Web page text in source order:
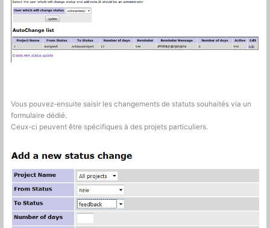
Vous pouvez-ensuite saisir les changements de statuts souhaités via un
formulaire dédié.
Ceux-ci peuvent être spécifiques à des projets particuliers.